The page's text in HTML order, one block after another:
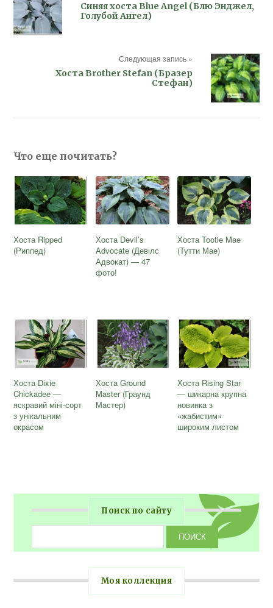
Синяя хоста Blue Angel (Блю Энджел,
Голубой Ангел)
Следующая запись »
Хоста Brother Stefan (Бразер
Стефан)
Что еще почитать?
Хоста Ripped
(Риппед)
Хоста Devil’s
Advocate (Девілс
Адвокат) — 47
фото!
Хоста Tootie Mae
(Тутти Мае)
Хоста Dixie
Chickadee —
яскравий міні-сорт
з унікальним
окрасом
Хоста Ground
Master (Граунд
Мастер)
Хоста Rising Star
— шикарна крупна
новинка з
«жабистим»
широким листом
Поиск по сайту
Моя коллекция